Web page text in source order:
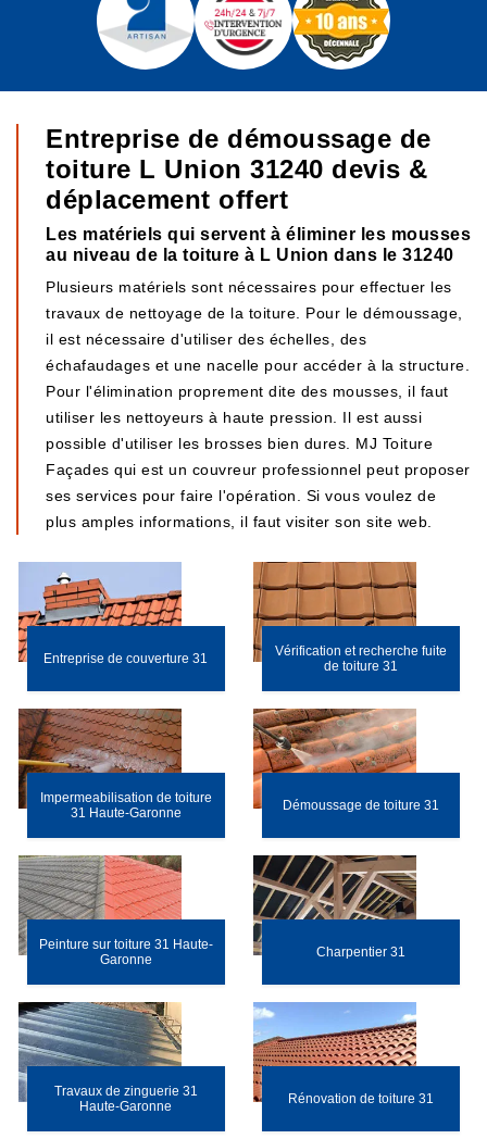
Entreprise de démoussage de
toiture L Union 31240 devis &
déplacement offert
Les matériels qui servent à éliminer les mousses
au niveau de la toiture à L Union dans le 31240
Plusieurs matériels sont nécessaires pour effectuer les
travaux de nettoyage de la toiture. Pour le démoussage,
il est nécessaire d'utiliser des échelles, des
échafaudages et une nacelle pour accéder à la structure.
Pour l'élimination proprement dite des mousses, il faut
utiliser les nettoyeurs à haute pression. Il est aussi
possible d'utiliser les brosses bien dures. MJ Toiture
Façades qui est un couvreur professionnel peut proposer
ses services pour faire l'opération. Si vous voulez de
plus amples informations, il faut visiter son site web.
Entreprise de couverture 31
Vérification et recherche fuite
de toiture 31
Impermeabilisation de toiture
31 Haute-Garonne
Démoussage de toiture 31
Peinture sur toiture 31 Haute-
Garonne
Charpentier 31
Travaux de zinguerie 31
Haute-Garonne
Rénovation de toiture 31